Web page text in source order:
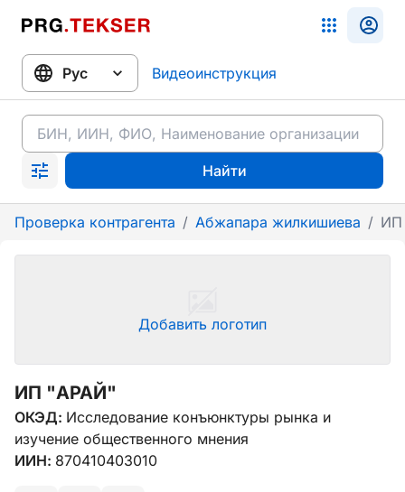
Видеоинструкция
Найти
Проверка контрагента / Абжапара жилкишиева / ИП
Добавить логотип
ИП "АРАЙ"
ОКЭД: Исследование конъюнктуры рынка и
изучение общественного мнения
ИИН: 870410403010